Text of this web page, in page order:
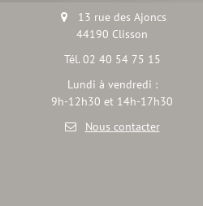
13 rue des Ajoncs
44190 Clisson
Tél. 02 40 54 75 15
Lundi à vendredi :
9h-12h30 et 14h-17h30
Nous contacter